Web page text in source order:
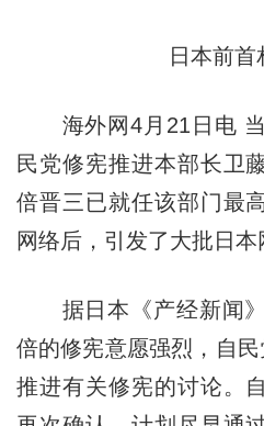
日本前首
海外网4月21日电 当
民党修宪推进本部长卫
倍晋三已就任该部门最
网络后，引发了大批日本
据日本《产经新闻》
倍的修宪意愿强烈，自民
推进有关修宪的讨论。